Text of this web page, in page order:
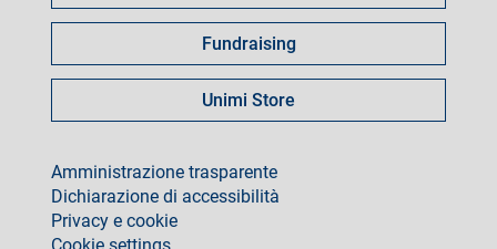
Fundraising
Unimi Store
footer
Amministrazione trasparente
Dichiarazione di accessibilità
Privacy e cookie